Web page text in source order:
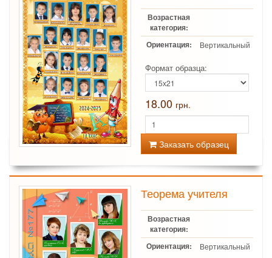
Возрастная
категория:
Ориентация:
Вертикальный
Формат образца:
18.00 грн.
Заказать образец
Теорема учителя
Возрастная
категория:
Ориентация:
Вертикальный